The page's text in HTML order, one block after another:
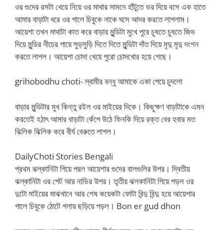
ওর গুদের রসটা খেয়ে নিয়ে ওর মাথার সামনে হাঁটুতে ভর দিয়ে বসে এক হাতে
আমার বাড়াটা ধরে ওর গালে চিবুকে নাকে ঘসে আদর করতে লাগলাম।
আয়েশা তখন মাথাটা কাত করে বাড়ার মুন্ডিটা মুখে পুরে চুষতে চুষতে জিভ
দিয়ে মুন্ডির নীচের গায়ে সুড়সুড়ি দিতে দিতে মুন্ডিটা দাঁত দিয়ে মৃদু মৃদু দংশন
করতে লাগল। আয়েশা চোদা খেয়ে পুরো চোদখোর হয়ে গেছে।
grihobodhu choti- স্বামীর বন্ধু আমাকে একা পেয়ে চুদলো
বাড়ার মুন্ডিটার মুখ কিন্তু রইল ওর মাইয়ের দিকে। কিছুক্ষণ বাড়াটাকে এমন
করতেই হঠাৎ আমার বাড়াটা কেঁপে উঠে ফিনকি দিয়ে রক্ত বের হবার মত
ঝিলিক ঝিলিক করে বীর্য বেরুতে লাগল।
DailyChoti Stories Bengali
প্রথম ঝল্কানিটা গিয়ে পরল আয়েশার গুদের বালগুলির উপর। দ্বিতীয়
ঝল্কানিটা ওর পেট আর নাভির উপর। তৃতীয় ঝলকানিটা গিয়ে পড়ল ওর
দুটো মাইয়ের মাঝখানে আর শেষ কয়েকটা ফোটা বিন্দু বিন্দু হয়ে আয়েশার
গালে চিবুকে ঠোটে গলায় ছড়িয়ে পড়ল। Bon er gud dhon